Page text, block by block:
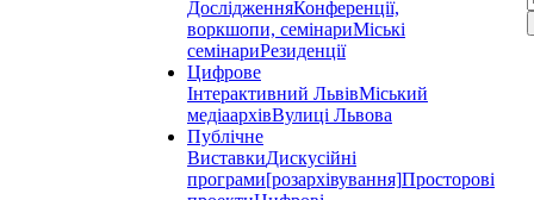
ДослідженняКонференції,
воркшопи, семінариМіські
семінариРезиденції
Цифрове
Інтерактивний ЛьвівМіський
медіаархівВулиці Львова
Публічне
ВиставкиДискусійні
програми[розархівування]Просторові